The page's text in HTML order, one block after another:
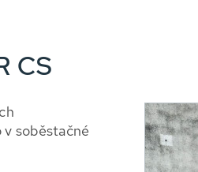
CS
v soběstačné